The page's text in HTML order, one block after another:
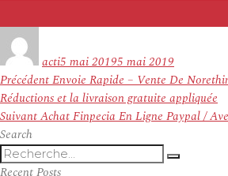
actile
5 mai 20195 mai 2019
Navigation
de
l’article
PrécédentArticle
précédent :
Envoie Rapide – Vente De
Réductions et la livraison gratuite appliquée
SuivantArticle
Achat Finpecia En Ligne Paypal /
Search
Recherche
pour
Recent Posts